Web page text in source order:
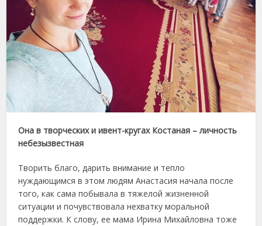
Она в творческих и ивент-кругах Костаная – личность
небезызвестная
Творить благо, дарить внимание и тепло
нуждающимся в этом людям Анастасия начала после
того, как сама побывала в тяжелой жизненной
ситуации и почувствовала нехватку моральной
поддержки. К слову, ее мама Ирина Михайловна тоже